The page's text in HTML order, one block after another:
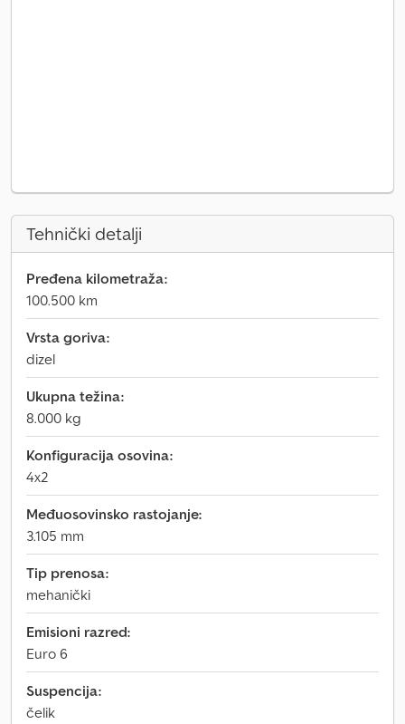
Tehnički detalji
Pređena kilometraža:
100.500 km
Vrsta goriva:
dizel
Ukupna težina:
8.000 kg
Konfiguracija osovina:
4x2
Međuosovinsko rastojanje:
3.105 mm
Tip prenosa:
mehanički
Emisioni razred:
Euro 6
Suspencija:
čelik